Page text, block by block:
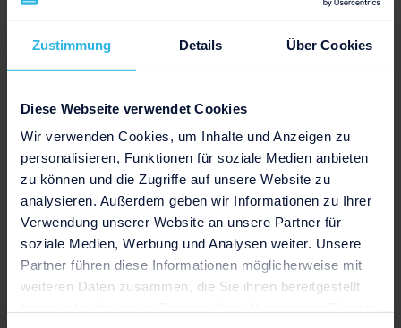
Zustimmung Details Über Cookies
Diese Webseite verwendet Cookies
Wir verwenden Cookies, um Inhalte und Anzeigen zu
personalisieren, Funktionen für soziale Medien anbieten
zu können und die Zugriffe auf unsere Website zu
analysieren. Außerdem geben wir Informationen zu Ihrer
Verwendung unserer Website an unsere Partner für
soziale Medien, Werbung und Analysen weiter. Unsere
Partner führen diese Informationen möglicherweise mit
weiteren Daten zusammen, die Sie ihnen bereitgestellt
Jetzt herunterladen